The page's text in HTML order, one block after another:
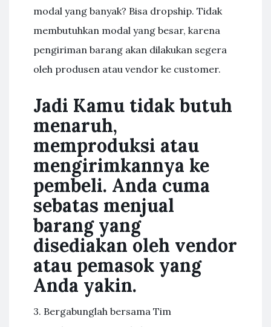
modal yang banyak? Bisa dropship. Tidak
membutuhkan modal yang besar, karena
pengiriman barang akan dilakukan segera
oleh produsen atau vendor ke customer.
Jadi Kamu tidak butuh
menaruh,
memproduksi atau
mengirimkannya ke
pembeli. Anda cuma
sebatas menjual
barang yang
disediakan oleh vendor
atau pemasok yang
Anda yakin.
3. Bergabunglah bersama Tim